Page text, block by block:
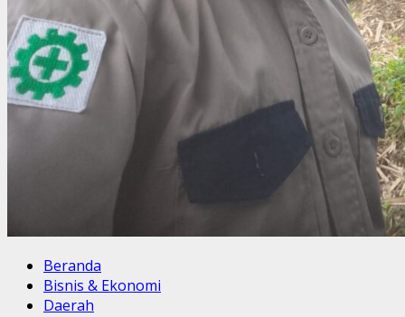
Beranda
Bisnis & Ekonomi
Daerah